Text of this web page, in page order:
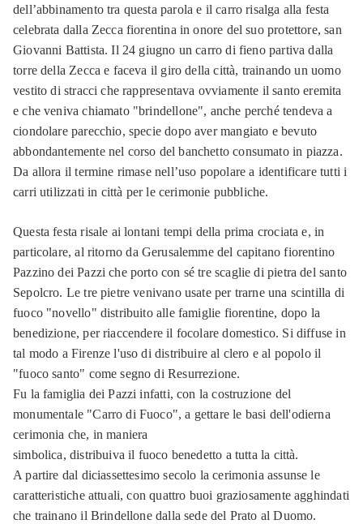
dell’abbinamento tra questa parola e il carro risalga alla festa
celebrata dalla Zecca fiorentina in onore del suo protettore, san
Giovanni Battista. Il 24 giugno un carro di fieno partiva dalla
torre della Zecca e faceva il giro della città, trainando un uomo
vestito di stracci che rappresentava ovviamente il santo eremita
e che veniva chiamato "brindellone", anche perché tendeva a
ciondolare parecchio, specie dopo aver mangiato e bevuto
abbondantemente nel corso del banchetto consumato in piazza.
Da allora il termine rimase nell’uso popolare a identificare tutti i
carri utilizzati in città per le cerimonie pubbliche.
Questa festa risale ai lontani tempi della prima crociata e, in
particolare, al ritorno da Gerusalemme del capitano fiorentino
Pazzino dei Pazzi che porto con sé tre scaglie di pietra del santo
Sepolcro. Le tre pietre venivano usate per trarne una scintilla di
fuoco "novello" distribuito alle famiglie fiorentine, dopo la
benedizione, per riaccendere il focolare domestico. Si diffuse in
tal modo a Firenze l'uso di distribuire al clero e al popolo il
"fuoco santo" come segno di Resurrezione.
Fu la famiglia dei Pazzi infatti, con la costruzione del
monumentale "Carro di Fuoco", a gettare le basi dell'odierna
cerimonia che, in maniera
simbolica, distribuiva il fuoco benedetto a tutta la città.
A partire dal diciassettesimo secolo la cerimonia assunse le
caratteristiche attuali, con quattro buoi graziosamente agghindati
che trainano il Brindellone dalla sede del Prato al Duomo.